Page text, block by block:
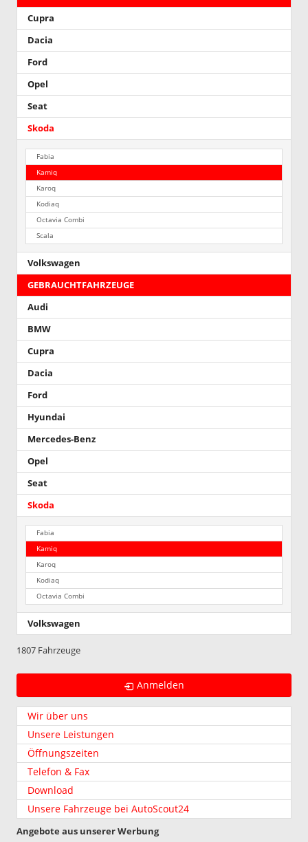
Cupra
Dacia
Ford
Opel
Seat
Skoda
Fabia
Kamiq
Karoq
Kodiaq
Octavia Combi
Scala
Volkswagen
GEBRAUCHTFAHRZEUGE
Audi
BMW
Cupra
Dacia
Ford
Hyundai
Mercedes-Benz
Opel
Seat
Skoda
Fabia
Kamiq
Karoq
Kodiaq
Octavia Combi
Volkswagen
1807 Fahrzeuge
Anmelden
Wir über uns
Unsere Leistungen
Öffnungszeiten
Telefon & Fax
Download
Unsere Fahrzeuge bei AutoScout24
Angebote aus unserer Werbung